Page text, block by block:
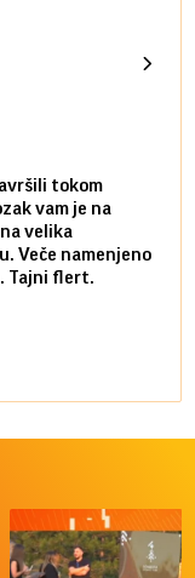
tokom
vam je na
velika
Veče namenjeno
Tajni flert.